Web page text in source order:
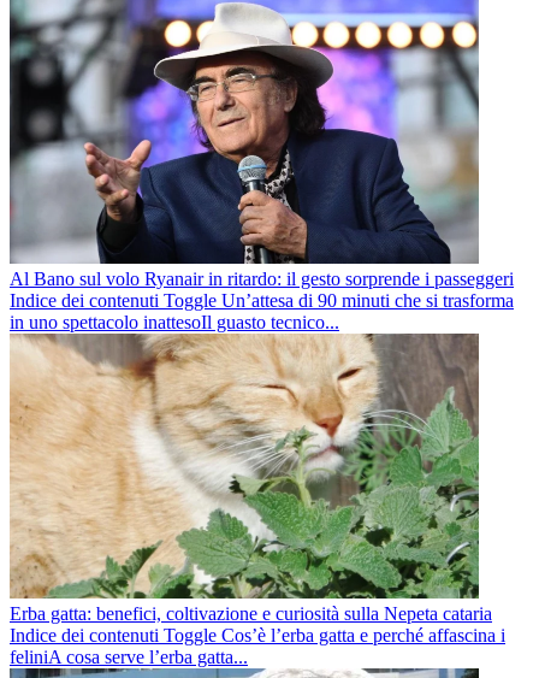
Al Bano sul volo Ryanair in ritardo: il gesto sorprende i passeggeri
Indice dei contenuti Toggle Un’attesa di 90 minuti che si trasforma
in uno spettacolo inattesoIl guasto tecnico...
Erba gatta: benefici, coltivazione e curiosità sulla Nepeta cataria
Indice dei contenuti Toggle Cos’è l’erba gatta e perché affascina i
feliniA cosa serve l’erba gatta...